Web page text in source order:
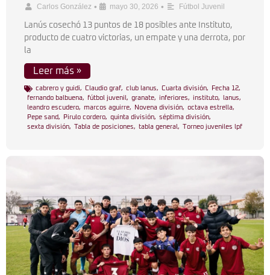
Carlos González • mayo 30, 2026 • Fútbol Juvenil
Lanús cosechó 13 puntos de 18 posibles ante Instituto,
producto de cuatro victorias, un empate y una derrota, por
la
Leer más »
cabrero y guidi, Claudio graf, club lanus, Cuarta división, Fecha 12,
fernando balbuena, fútbol juvenil , granate, inferiores, instituto, lanus,
leandro escudero, marcos aguirre, Novena división, octava estrella,
Pepe sand, Pirulo cordero, quinta división, séptima división,
sexta división, Tabla de posiciones, tabla general , Torneo juveniles lpf